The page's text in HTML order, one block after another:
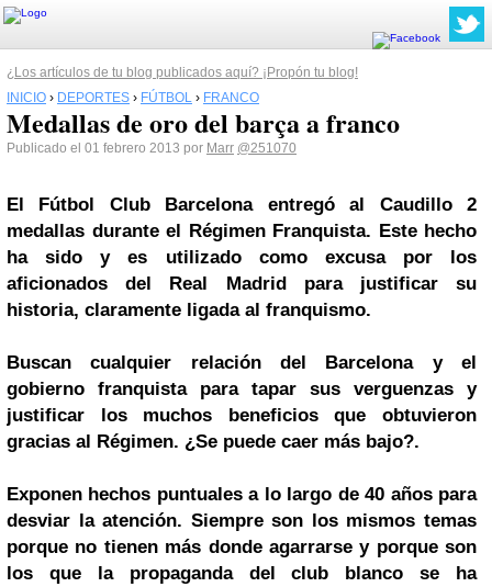
¿Los artículos de tu blog publicados aquí? ¡Propón tu blog!
INICIO › DEPORTES › FÚTBOL › FRANCO
Medallas de oro del barça a franco
Publicado el 01 febrero 2013 por Marr @251070
El Fútbol Club Barcelona entregó al Caudillo 2
medallas durante el Régimen Franquista. Este hecho
ha sido y es utilizado como excusa por los
aficionados del Real Madrid para justificar su
historia, claramente ligada al franquismo.
Buscan cualquier relación del Barcelona y el
gobierno franquista para tapar sus verguenzas y
justificar los muchos beneficios que obtuvieron
gracias al Régimen. ¿Se puede caer más bajo?.
Exponen hechos puntuales a lo largo de 40 años para
desviar la atención. Siempre son los mismos temas
porque no tienen más donde agarrarse y porque son
los que la propaganda del club blanco se ha